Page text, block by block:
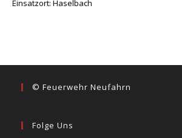
Einsatzort: Haselbach
© Feuerwehr Neufahrn
Folge Uns